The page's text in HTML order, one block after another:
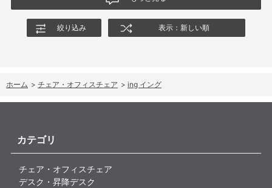
絞り込み 表示：新しい順
ホーム > チェア・オフィスチェア > ing イング
カテゴリ
チェア・オフィスチェア
デスク・昇降デスク